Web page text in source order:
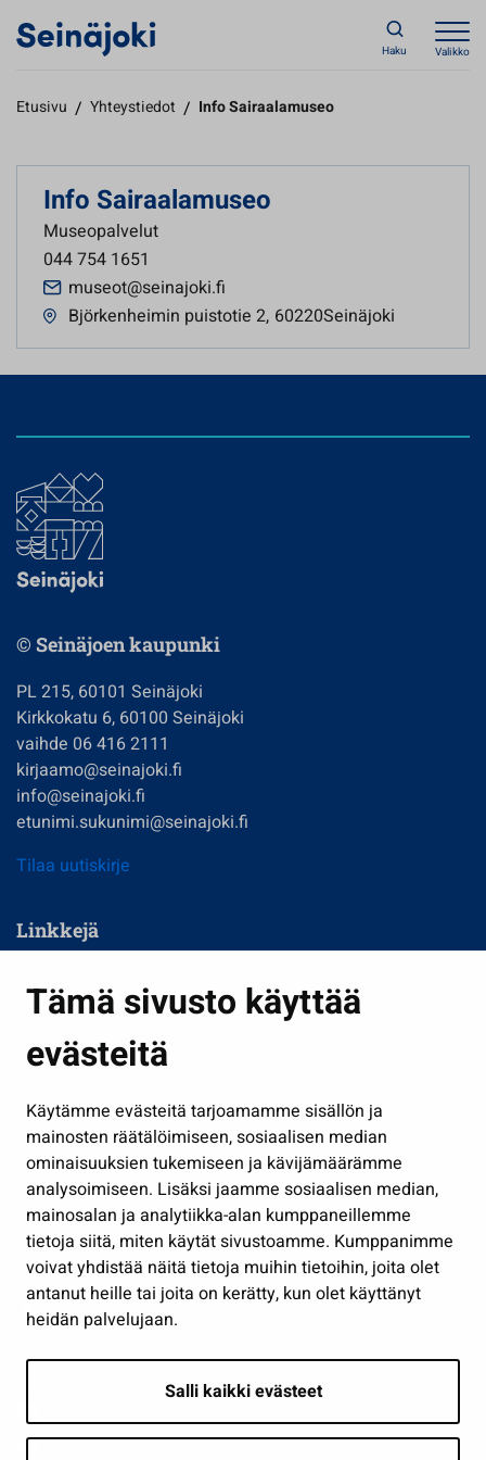
Tämä sivusto käyttää
evästeitä
Käytämme evästeitä tarjoamamme sisällön ja
mainosten räätälöimiseen, sosiaalisen median
ominaisuuksien tukemiseen ja kävijämäärämme
analysoimiseen. Lisäksi jaamme sosiaalisen median,
mainosalan ja analytiikka-alan kumppaneillemme
tietoja siitä, miten käytät sivustoamme. Kumppanimme
voivat yhdistää näitä tietoja muihin tietoihin, joita olet
antanut heille tai joita on kerätty, kun olet käyttänyt
heidän palvelujaan.
Salli kaikki evästeet
Haku Valikko
Etusivu / Yhteystiedot / Info Sairaalamuseo
Info Sairaalamuseo
Museopalvelut
044 754 1651
museot@seinajoki.fi
Björkenheimin puistotie 2, 60220Seinäjoki
© Seinäjoen kaupunki
PL 215, 60101 Seinäjoki
Kirkkokatu 6, 60100 Seinäjoki
vaihde 06 416 2111
kirjaamo@seinajoki.fi
info@seinajoki.fi
etunimi.sukunimi@seinajoki.fi
Tilaa uutiskirje
Linkkejä
Kasvatus ja opetus
Kulttuuri ja liikunta
Työ ja yrittäminen
Osallistu ja asioi
Näytä omat evästeasetukseni
Seuraa meitä